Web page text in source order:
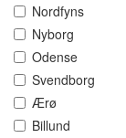
Nordfyns
Nyborg
Odense
Svendborg
Ærø
Billund